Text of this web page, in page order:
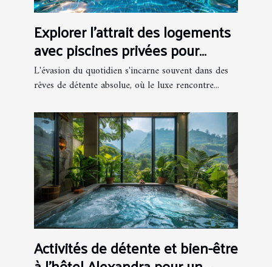
Explorer l'attrait des logements
avec piscines privées pour
adultes
L'évasion du quotidien s'incarne souvent dans des
rêves de détente absolue, où le luxe rencontre...
Activités de détente et bien-être